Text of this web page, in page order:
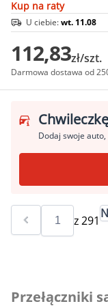
Kup na raty
U ciebie:wt. 11.08
112,83zł/szt.
Darmowa dostawa od
Dodaj swoje
z291
Przełączniki